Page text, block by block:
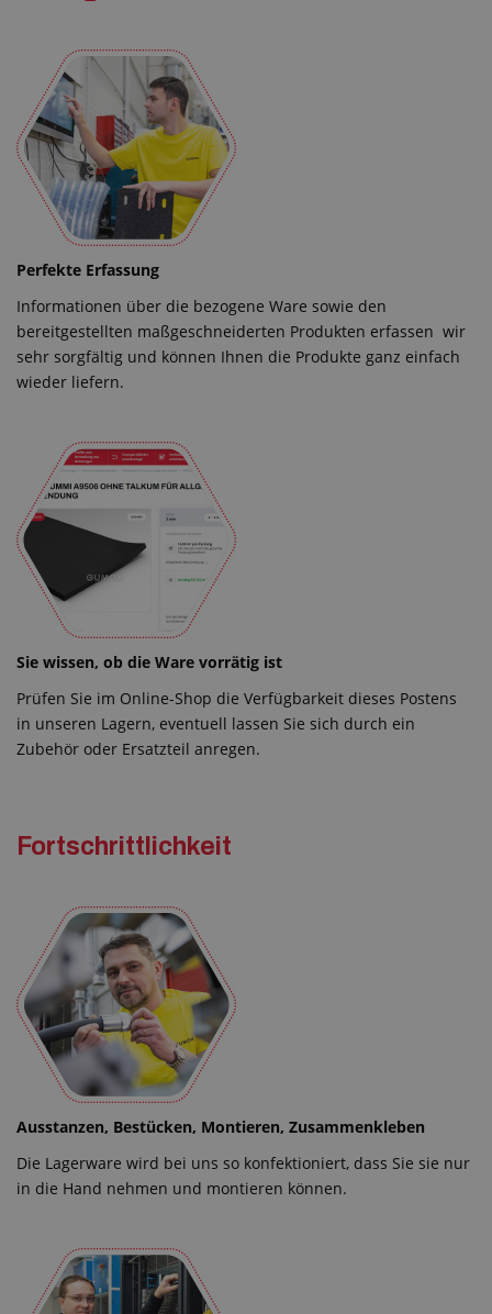
Perfekte Erfassung
Informationen über die bezogene Ware sowie den
bereitgestellten maßgeschneiderten Produkten erfassen wir
sehr sorgfältig und können Ihnen die Produkte ganz einfach
wieder liefern.
Sie wissen, ob die Ware vorrätig ist
Prüfen Sie im Online-Shop die Verfügbarkeit dieses Postens
in unseren Lagern, eventuell lassen Sie sich durch ein
Zubehör oder Ersatzteil anregen.
Fortschrittlichkeit
Ausstanzen, Bestücken, Montieren, Zusammenkleben
Die Lagerware wird bei uns so konfektioniert, dass Sie sie nur
in die Hand nehmen und montieren können.